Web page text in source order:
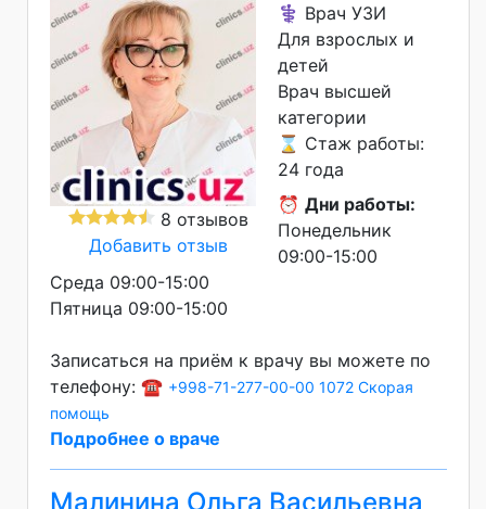
8 отзывов
Добавить отзыв
⚕️ Врач УЗИ
Для взрослых и
детей
Врач высшей
категории
⌛ Стаж работы:
24 года
⏰ Дни работы:
Понедельник
09:00-15:00
Среда 09:00-15:00
Пятница 09:00-15:00
Записаться на приём к врачу вы можете по
телефону: ☎️ +998-71-277-00-00 1072 Скорая
помощь
Подробнее о враче
Малинина Ольга Васильевна